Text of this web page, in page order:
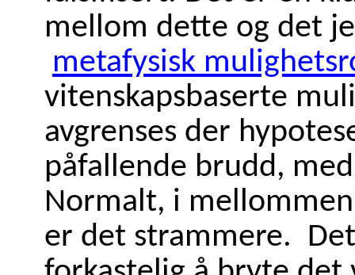
mellom dette og det
metafysisk
vitenskapsbaserte
avgrenses der
påfallende brudd,
Normalt, i
er det strammere.